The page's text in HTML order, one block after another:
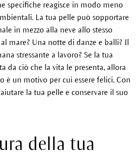
specifiche reagisce in modo meno
La tua pelle può sopportare
in mezzo alla neve allo stesso
mare? Una notte di danze e balli? Il
stressante a lavoro? Se la tua
da ciò che la vita le presenta, allora
è un motivo per cui essere felici. Con
la tua pelle e conservare il suo
della tua